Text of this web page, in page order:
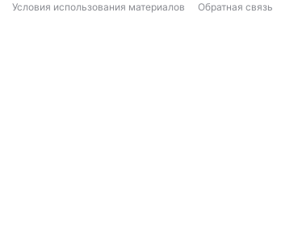
Условия использования материалов Обратная связь